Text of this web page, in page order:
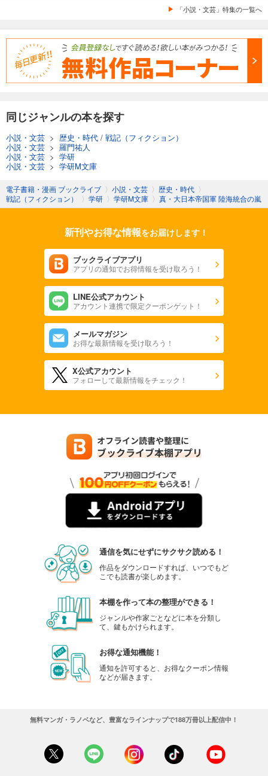
「小説・文芸」特集の一覧へ
同じジャンルの本を探す
小説・文芸 > 歴史・時代 / 戦記（フィクション）
小説・文芸 > 羅門祐人
小説・文芸 > 学研
小説・文芸 > 学研M文庫
電子書籍・漫画 ブックライブ 〉 小説・文芸 〉 歴史・時代 〉
戦記（フィクション）
〉 学研 〉 学研M文庫 〉 真・大日本帝国軍 陸海統合の嵐
新刊やお得な情報をお届けします！
ブックライブアプリ
アプリの通知でお得情報を受け取ろう！
LINE公式アカウント
アカウント連携で限定クーポンゲット！
メールマガジン
お得な最新情報を受け取ろう！
X公式アカウント
フォローして最新情報をチェック！
通信を気にせずにサクサク読める！
作品をダウンロードすれば、いつでもど
こでも読書が楽しめます。
本棚を作って本の整理ができる！
ジャンルや作家ごとなどに本を分類し
て、鍵もかけられます。
お得な通知機能！
通知を許可すると、お得なクーポン情報
などが届きます。
無料マンガ・ラノベなど、豊富なラインナップで188万冊以上配信中！